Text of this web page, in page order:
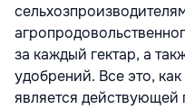
за каждый гектар, а
удобрений. Все это,
является действующей